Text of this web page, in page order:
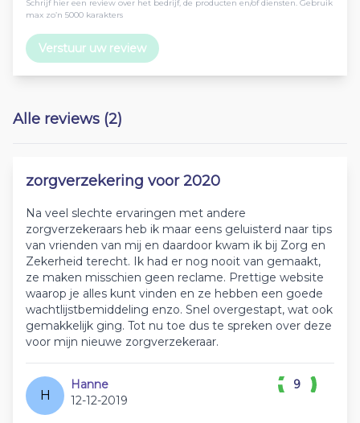
Schrijf hier een review over het bedrijf, de producten en/of diensten. Gebruik
max zo’n 5000 karakters
Verstuur uw review
Alle reviews (2)
zorgverzekering voor 2020
Na veel slechte ervaringen met andere
zorgverzekeraars heb ik maar eens geluisterd naar tips
van vrienden van mij en daardoor kwam ik bij Zorg en
Zekerheid terecht. Ik had er nog nooit van gemaakt,
ze maken misschien geen reclame. Prettige website
waarop je alles kunt vinden en ze hebben een goede
wachtlijstbemiddeling enzo. Snel overgestapt, wat ook
gemakkelijk ging. Tot nu toe dus te spreken over deze
voor mijn nieuwe zorgverzekeraar.
H
Hanne
12-12-2019
9